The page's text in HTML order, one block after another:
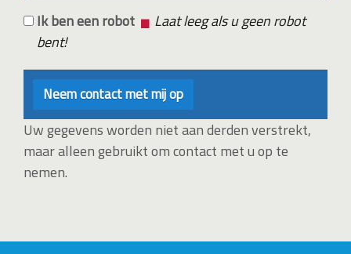
Ik ben een robot
Laat leeg als u geen robot
bent!
Uw gegevens worden niet aan derden verstrekt,
maar alleen gebruikt om contact met u op te
nemen.